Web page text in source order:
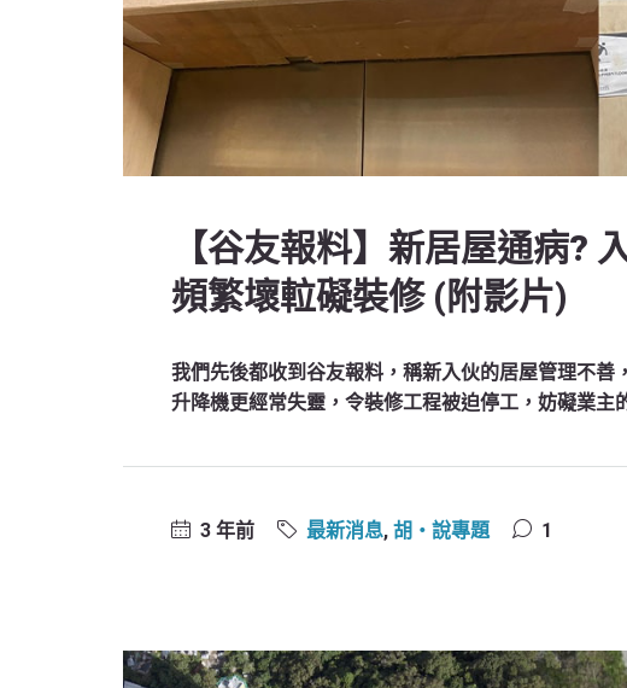
【谷友報料】新居屋通病?
頻繁壞𨋢礙裝修 (附影片)
我們先後都收到谷友報料，稱新入伙的居屋管理不
升降機更經常失靈，令裝修工程被迫停工，妨礙業主
3 年前 最新消息, 胡‧說專題 1